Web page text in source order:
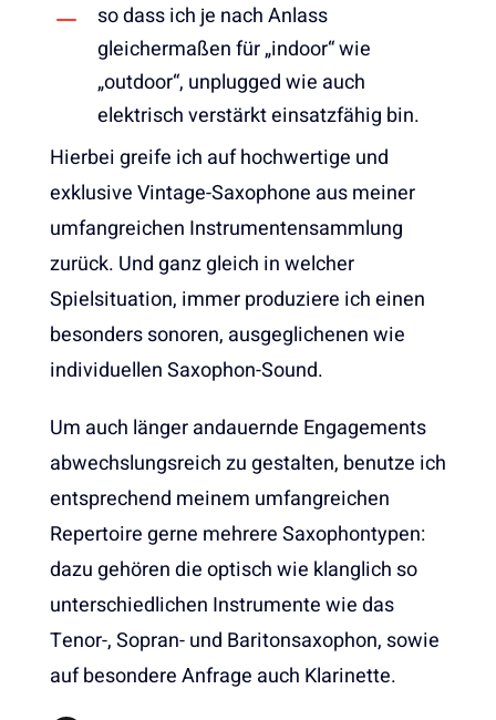
so dass ich je nach Anlass
gleichermaßen für „indoor“ wie
„outdoor“, unplugged wie auch
elektrisch verstärkt einsatzfähig bin.
Hierbei greife ich auf hochwertige und
exklusive Vintage-Saxophone aus meiner
umfangreichen Instrumentensammlung
zurück. Und ganz gleich in welcher
Spielsituation, immer produziere ich einen
besonders sonoren, ausgeglichenen wie
individuellen Saxophon-Sound.
Um auch länger andauernde Engagements
abwechslungsreich zu gestalten, benutze ich
entsprechend meinem umfangreichen
Repertoire gerne mehrere Saxophontypen:
dazu gehören die optisch wie klanglich so
unterschiedlichen Instrumente wie das
Tenor-, Sopran- und Baritonsaxophon, sowie
auf besondere Anfrage auch Klarinette.